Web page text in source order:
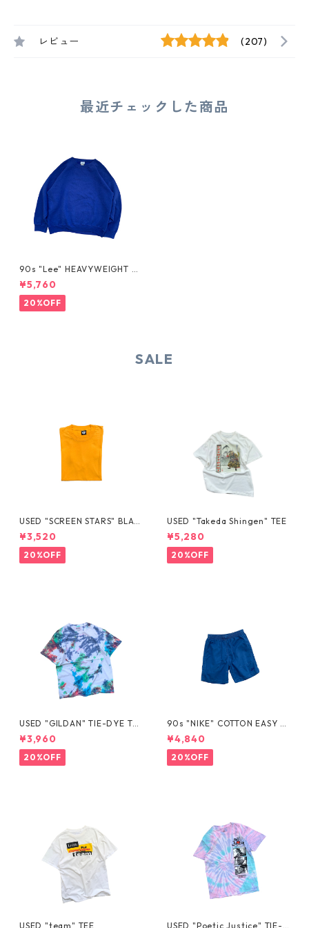
レビュー (207)
最近チェックした商品
90s "Lee" HEAVYWEIGHT S
WEAT
¥5,760
20%OFF
SALE
USED "SCREEN STARS" BLAN
K TEE
¥3,520
20%OFF
USED "Takeda Shingen" TEE
¥5,280
20%OFF
USED "GILDAN" TIE-DYE TE
E
¥3,960
20%OFF
90s "NIKE" COTTON EASY S
HORTS
¥4,840
20%OFF
USED "team" TEE
USED "Poetic Justice" TIE-D